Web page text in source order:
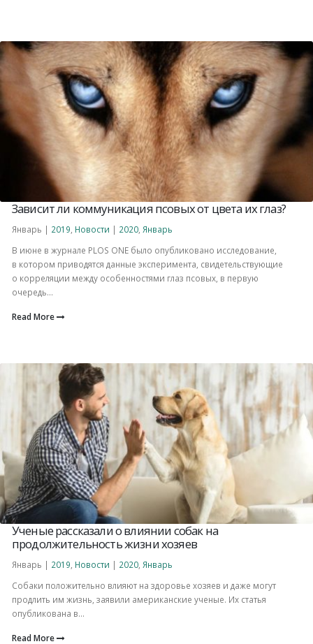
Зависит ли коммуникация псовых от цвета их глаз?
Январь | 2019 Новости | 2020 Январь
В июне в журнале PLОS ONE было опубликовано исследование,
в котором приводятся данные эксперимента, свидетельствующие
о корреляции между особенностями глаз псовых, в первую
очередь...
Read More
Ученые рассказали о влиянии собак на
продолжительность жизни хозяев
Январь | 2019 Новости | 2020 Январь
Собаки положительно влияют на здоровье хозяев и даже могут
продлить им жизнь, заявили американские ученые. Их статья
опубликована в...
Read More